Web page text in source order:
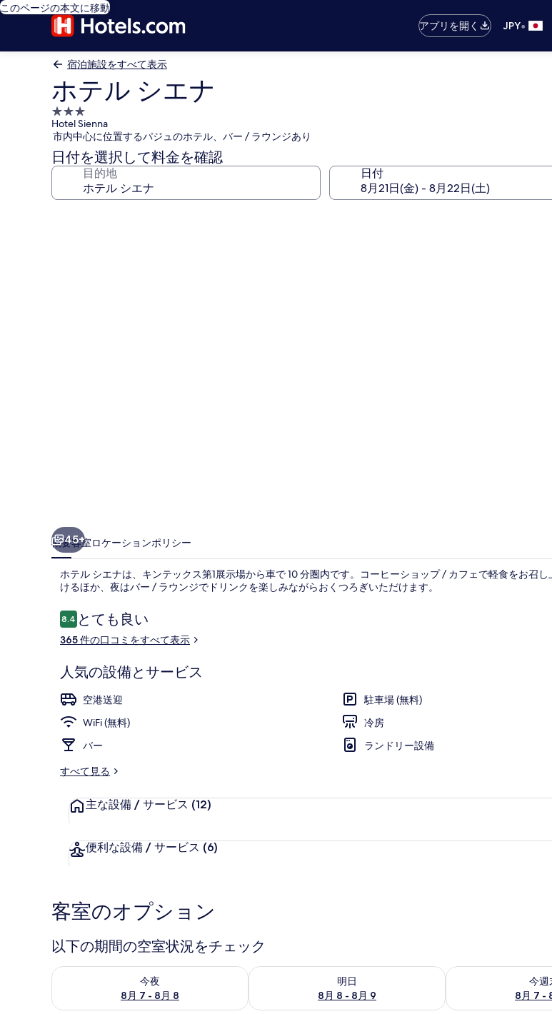
このページの本文に移動
アプリを開く
JPY•
宿泊施設をすべて表示
ホテル シエナ
3.0
つ
星
宿
泊
Hotel Sienna
市内中心に位置するパジュのホテル、バー / ラウンジあり
日付を選択して料金を確認
目的地 日付
プレミアム スイート | ミニバー、セーフティボックス (室内)、デスク
45+
概要客室ロケーションポリシー
ホテル シエナは、キンテックス第1展示場から車で 10 分圏内です。コーヒーショップ / カフェで軽食をお召
けるほか、夜はバー / ラウンジでドリンクを楽しみながらおくつろぎいただけます。
口
コ
ミ
8.410段階中8.4
とても良い
365 件の口コミをすべて表示
人気の設備とサービス
空港送迎
駐車場 (無料)
WiFi (無料)
冷房
バー
ランドリー設備
すべて見る
主な設備 / サービス (12)
便利な設備 / サービス (6)
客室のオプション
以下の期間の空室状況をチェック
今夜
8月 7 - 8月 8
今夜 8月 7 - 8月 8 の空室状況をチェック
明日
8月 8 - 8月 9
明日 8月 8 - 8月 9 の空室状況をチェック
今週
8月 7 -
今週末 8月 7 - 8月 9